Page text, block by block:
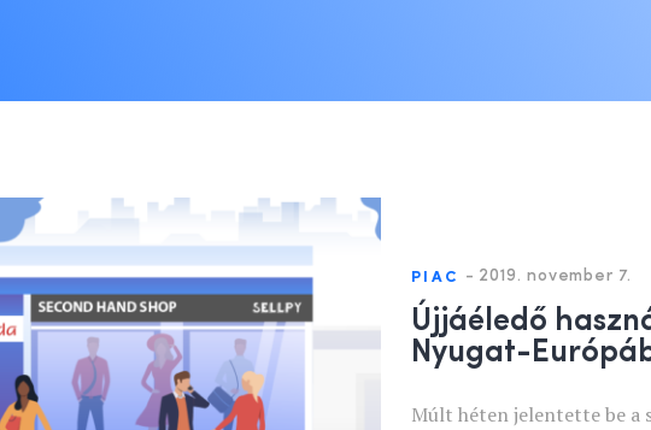
PIAC - 2019. november 7.
Újjáéledő
Nyugat-
Múlt héten jelentette be a